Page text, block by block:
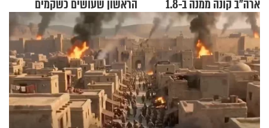
ארה"ב קונה ממנה ב-1.8
מיליארד דולר
הראשון שעושים כשקמים
בבוקר?